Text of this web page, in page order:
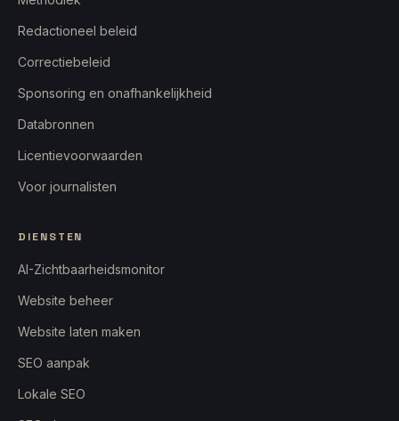
Redactioneel beleid
Correctiebeleid
Sponsoring en onafhankelijkheid
Databronnen
Licentievoorwaarden
Voor journalisten
DIENSTEN
AI-Zichtbaarheidsmonitor
Website beheer
Website laten maken
SEO aanpak
Lokale SEO